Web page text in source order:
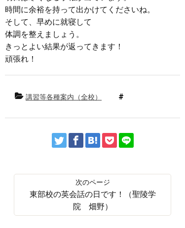
時間に余裕を持って出かけてくださいね。
そして、早めに就寝して
体調を整えましょう。
きっとよい結果が返ってきます！
頑張れ！
講習等各種案内（全校）
東部校の英会話の日です！（聖陵学
院 畑野）